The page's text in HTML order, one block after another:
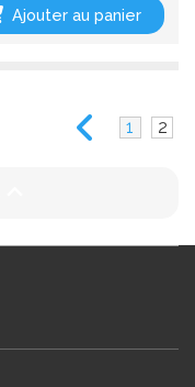
Ajouter au panier
1 2